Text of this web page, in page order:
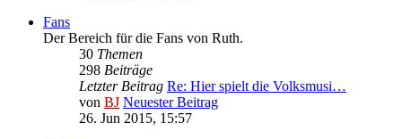
Fans
Der Bereich für die Fans von Ruth.
30 Themen
298 Beiträge
Letzter Beitrag Re: Hier spielt die Volksmusi…
von BJ Neuester Beitrag
26. Jun 2015, 15:57